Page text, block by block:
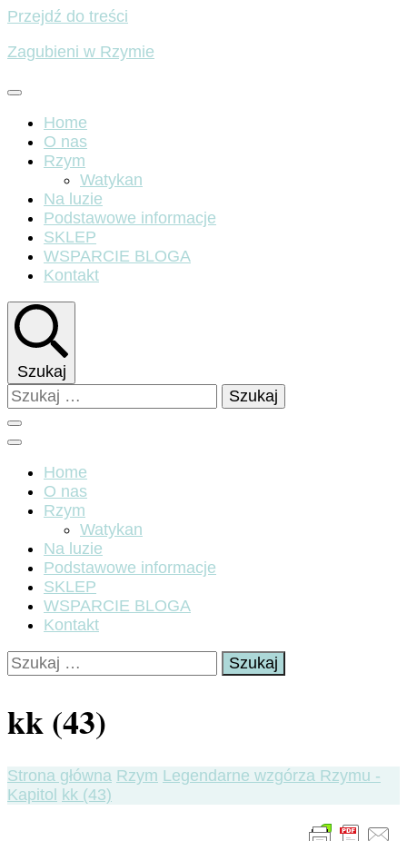
Przejdź do treści
Zagubieni w Rzymie
Home
O nas
Rzym
Watykan
Na luzie
Podstawowe informacje
SKLEP
WSPARCIE BLOGA
Kontakt
Szukaj
Szukaj:
Home
O nas
Rzym
Watykan
Na luzie
Podstawowe informacje
SKLEP
WSPARCIE BLOGA
Kontakt
Szukaj:
kk (43)
Strona główna Rzym Legendarne wzgórza Rzymu -
Kapitol
kk (43)